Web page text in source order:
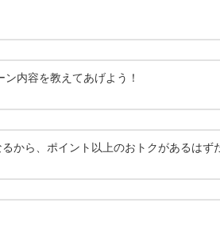
内容を教えてあげよう！
から、ポイント以上のおトクがあるはず